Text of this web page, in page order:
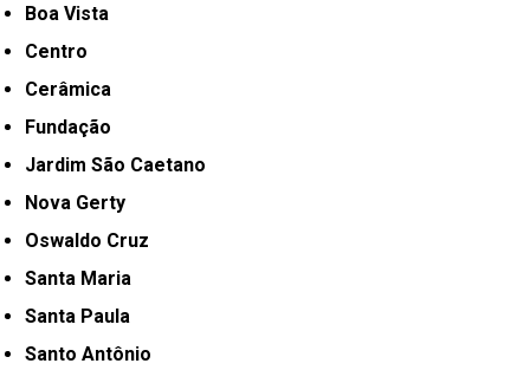
Boa Vista
Centro
Cerâmica
Fundação
Jardim São Caetano
Nova Gerty
Oswaldo Cruz
Santa Maria
Santa Paula
Santo Antônio